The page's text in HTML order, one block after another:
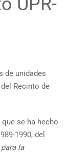
de unidades
Recinto de
se ha hecho
1990, del
la